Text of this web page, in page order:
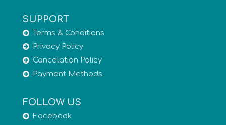
SUPPORT
Terms & Conditions
Privacy Policy
Cancelation Policy
Payment Methods
FOLLOW US
Facebook